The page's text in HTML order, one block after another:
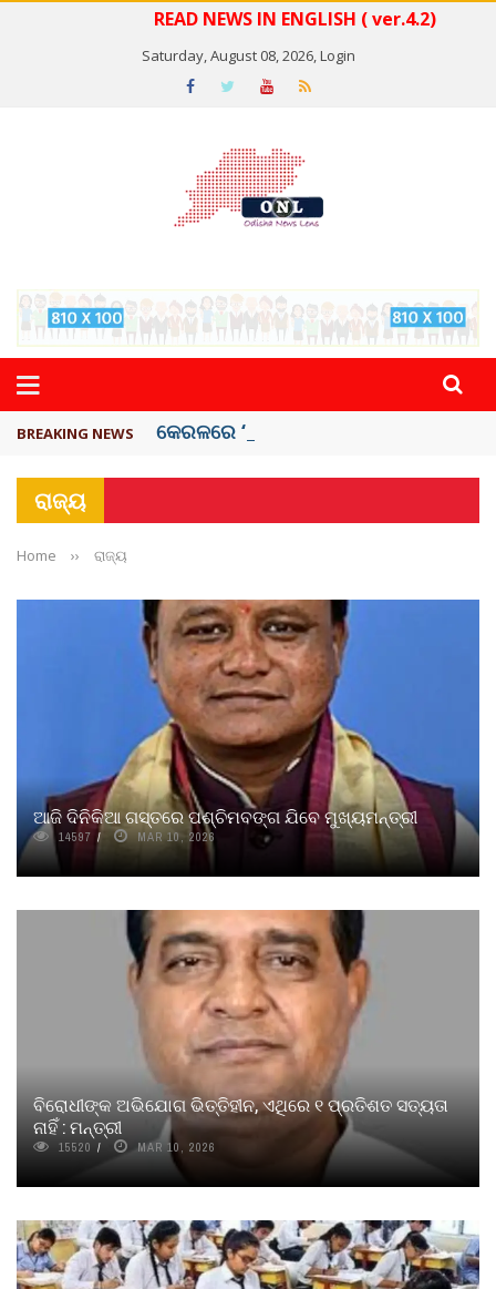
READ NEWS IN ENGLISH ( ver.4.2)
Saturday, August 08, 2026,Login
BREAKING NEWS କେରଳରେ ‘ରାଟ୍ ଫିଭର୍’ ଆତଙ୍କ, ୫୮ ମୃତ
ରାଜ୍ୟ
Home ›› ରାଜ୍ୟ
ଆଜି ଦିନିକିଆ ଗସ୍ତରେ ପଶ୍ଚିମବଙ୍ଗ ଯିବେ ମୁଖ୍ୟମନ୍ତ୍ରୀ
14597 MAR 10, 2026
ବିରୋଧୀଙ୍କ ଅଭିଯୋଗ ଭିତ୍ତିହୀନ, ଏଥିରେ ୧ ପ୍ରତିଶତ ସତ୍ୟତା
ନାହିଁ : ମନ୍ତ୍ରୀ
15520 MAR 10, 2026